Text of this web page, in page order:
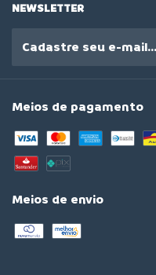
NEWSLETTER
Meios de pagamento
Meios de envio